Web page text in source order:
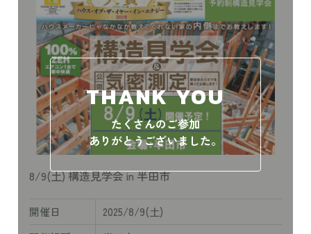
THANK YOU
たくさんのご参加
ありがとうございました。
8/9(土) 構造見学会 in 半田市
開催日
2025/8/9(土)